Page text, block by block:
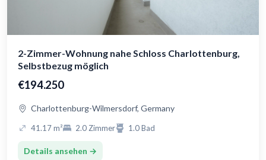
2-Zimmer-Wohnung nahe Schloss Charlottenburg,
Selbstbezug möglich
€194.250
Charlottenburg-Wilmersdorf, Germany
41.17 m² 2.0 Zimmer 1.0 Bad
Details ansehen →